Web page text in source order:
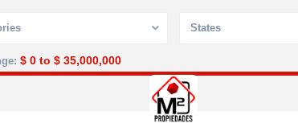
States
$ 0 to $ 35,000,000